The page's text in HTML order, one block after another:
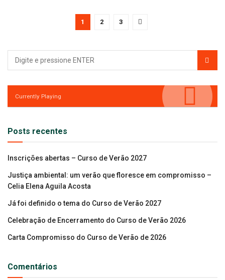
1 2 3
Currently Playing
Posts recentes
Inscrições abertas – Curso de Verão 2027
Justiça ambiental: um verão que floresce em compromisso –
Celia Elena Aguila Acosta
Já foi definido o tema do Curso de Verão 2027
Celebração de Encerramento do Curso de Verão 2026
Carta Compromisso do Curso de Verão de 2026
Comentários